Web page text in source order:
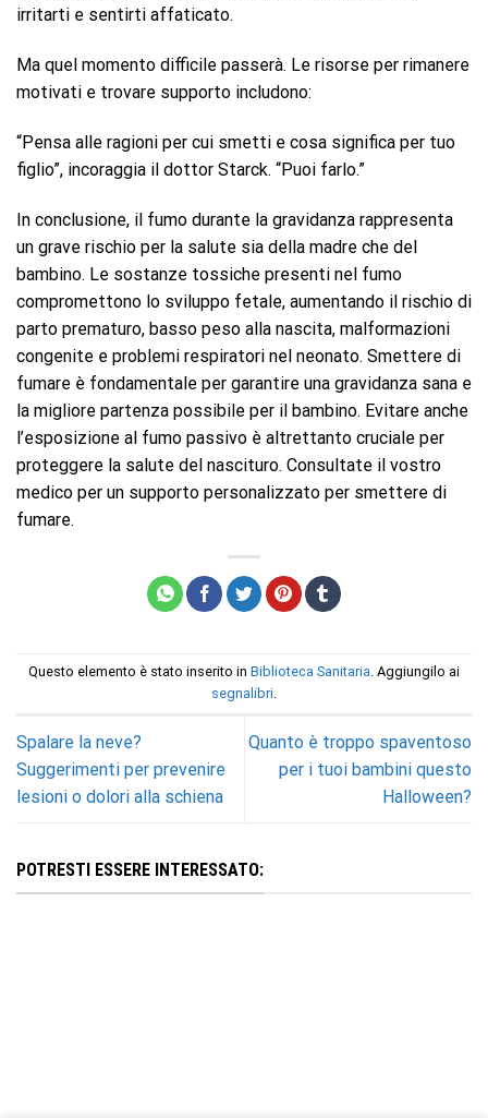
irritarti e sentirti affaticato.
Ma quel momento difficile passerà. Le risorse per rimanere
motivati ​​e trovare supporto includono:
“Pensa alle ragioni per cui smetti e cosa significa per tuo
figlio”, incoraggia il dottor Starck. “Puoi farlo.”
In conclusione, il fumo durante la gravidanza rappresenta
un grave rischio per la salute sia della madre che del
bambino. Le sostanze tossiche presenti nel fumo
compromettono lo sviluppo fetale, aumentando il rischio di
parto prematuro, basso peso alla nascita, malformazioni
congenite e problemi respiratori nel neonato. Smettere di
fumare è fondamentale per garantire una gravidanza sana e
la migliore partenza possibile per il bambino. Evitare anche
l’esposizione al fumo passivo è altrettanto cruciale per
proteggere la salute del nascituro. Consultate il vostro
medico per un supporto personalizzato per smettere di
fumare.
Questo elemento è stato inserito in Biblioteca Sanitaria . Aggiungilo ai
segnalibri
Spalare la neve?
Suggerimenti per prevenire
lesioni o dolori alla schiena
Quanto è troppo spaventoso
per i tuoi bambini questo
Halloween?
POTRESTI ESSERE INTERESSATO: